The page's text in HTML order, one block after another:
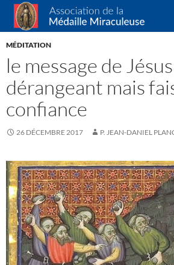
Association de la Médaille
Recherche
ALLER
AU
MÉDITATION
le message de
dérangeant mais
confiance
26 DÉCEMBRE 2017 P. JEAN-DANIEL